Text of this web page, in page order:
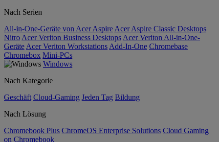
Nach Serien
All-in-One-Geräte von Acer Aspire Acer Aspire Classic Desktops
Nitro Acer Veriton Business Desktops Acer Veriton All-in-One-
Geräte Acer Veriton Workstations Add-In-One Chromebase
Chromebox Mini-PCs
Windows
Nach Kategorie
Geschäft Cloud-Gaming Jeden Tag Bildung
Nach Lösung
Chromebook Plus ChromeOS Enterprise Solutions Cloud Gaming
on Chromebook